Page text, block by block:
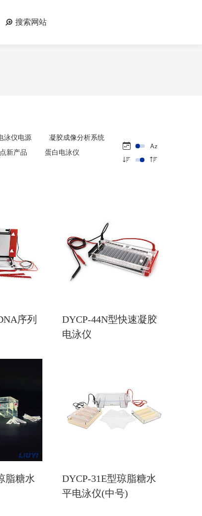
搜索网站
泳仪电源
凝胶成像分析系统
新产品
蛋白电泳仪
序列
DYCP-44N型快速凝胶
电泳仪
脂糖水
DYCP-31E型琼脂糖水
平电泳仪(中号)